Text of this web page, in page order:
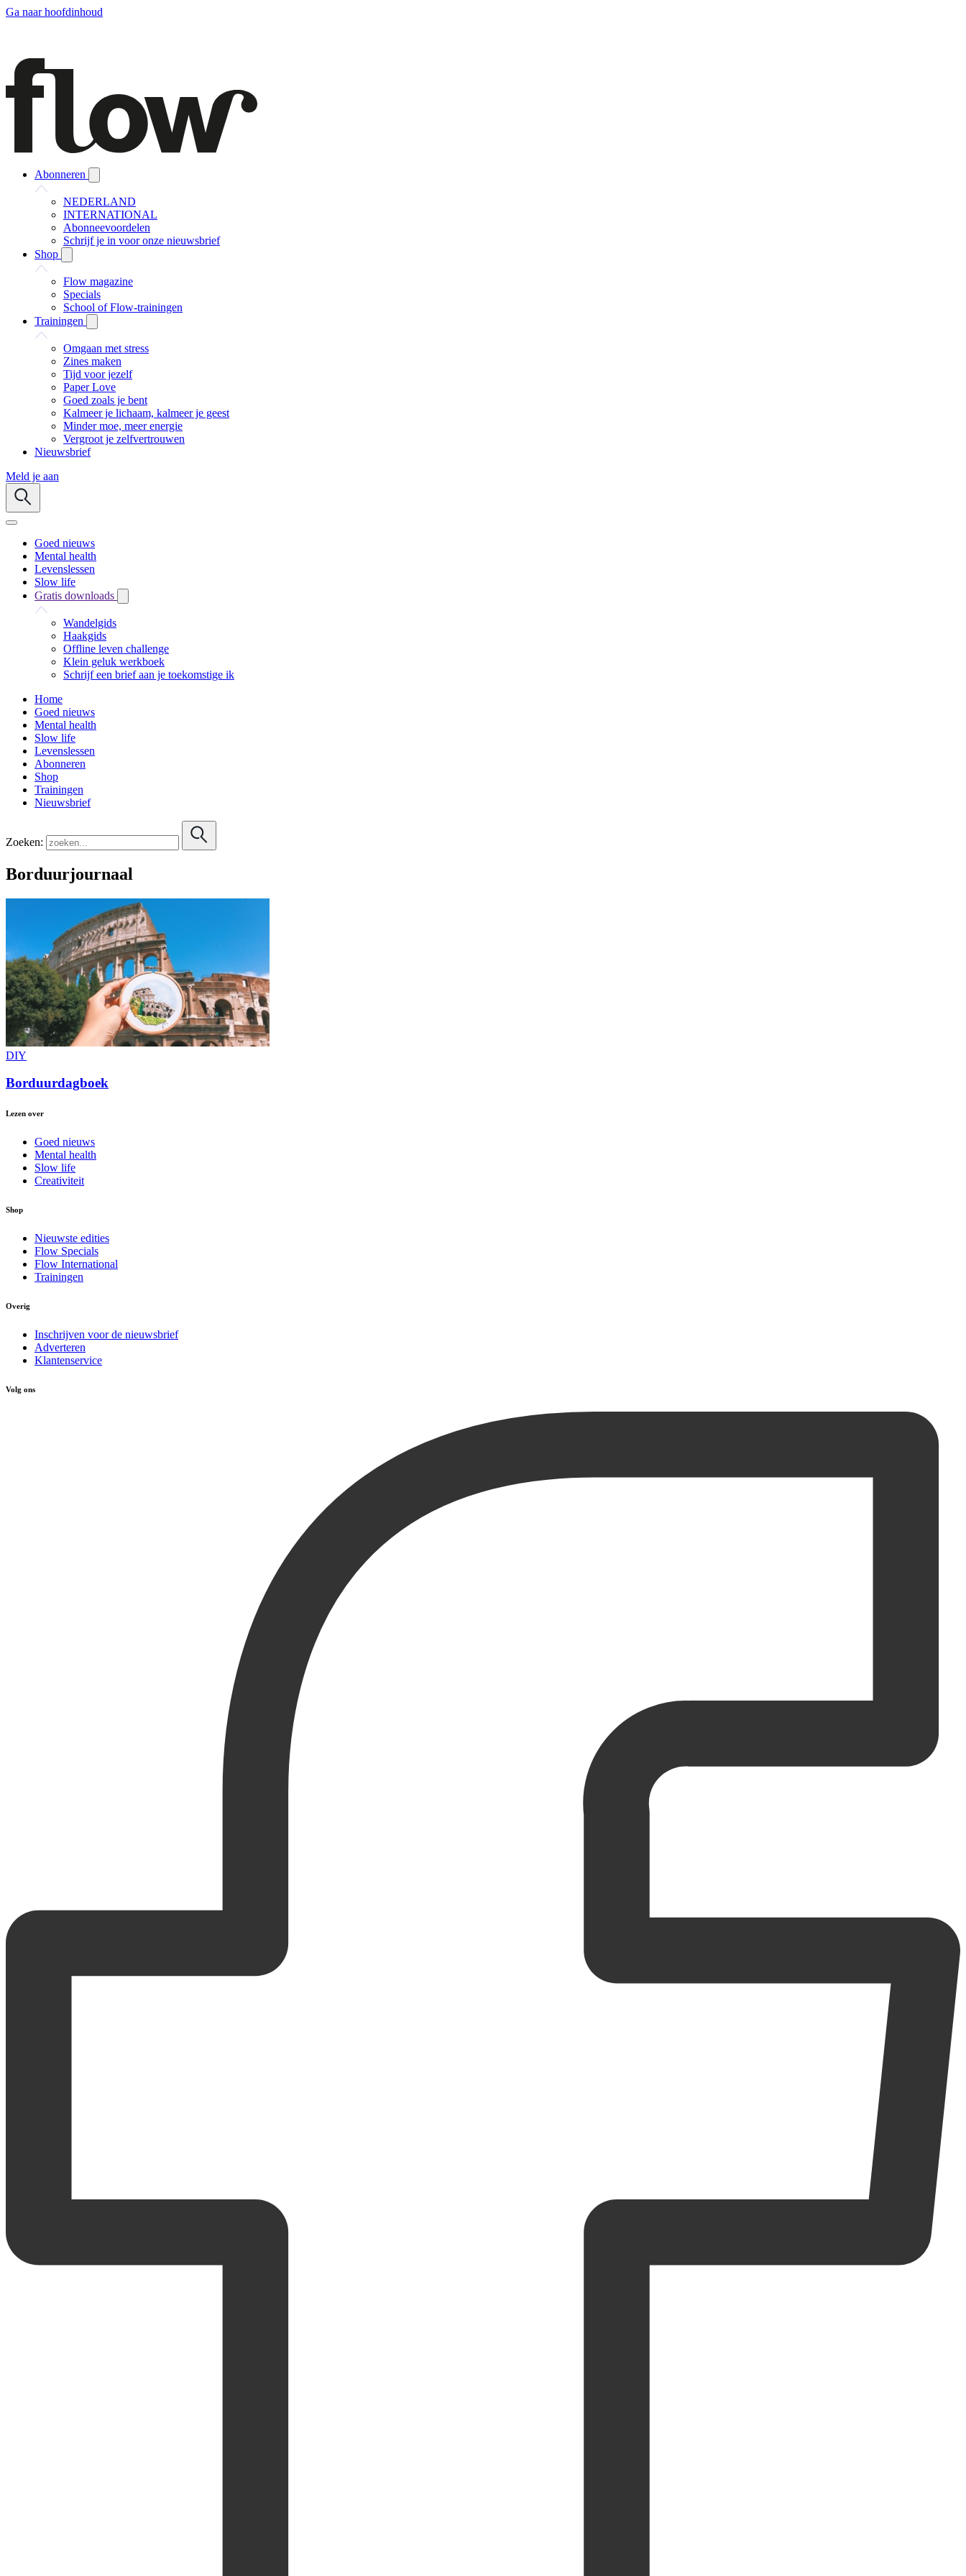
Ga naar hoofdinhoud
Abonneren
NEDERLAND
INTERNATIONAL
Abonneevoordelen
Schrijf je in voor onze nieuwsbrief
Shop
Flow magazine
Specials
School of Flow-trainingen
Trainingen
Omgaan met stress
Zines maken
Tijd voor jezelf
Paper Love
Goed zoals je bent
Kalmeer je lichaam, kalmeer je geest
Minder moe, meer energie
Vergroot je zelfvertrouwen
Nieuwsbrief
Meld je aan
Goed nieuws
Mental health
Levenslessen
Slow life
Gratis downloads
Wandelgids
Haakgids
Offline leven challenge
Klein geluk werkboek
Schrijf een brief aan je toekomstige ik
Home
Goed nieuws
Mental health
Slow life
Levenslessen
Abonneren
Shop
Trainingen
Nieuwsbrief
Zoeken:
Borduurjournaal
DIY
Borduurdagboek
Lezen over
Goed nieuws
Mental health
Slow life
Creativiteit
Shop
Nieuwste edities
Flow Specials
Flow International
Trainingen
Overig
Inschrijven voor de nieuwsbrief
Adverteren
Klantenservice
Volg ons